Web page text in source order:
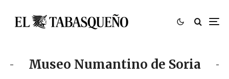
Museo Numantino de Soria